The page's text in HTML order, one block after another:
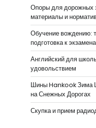
Опоры для дорожных
материалы и
Обучение вождению:
подготовка к
Английский для
удовольствием
Шины Hankook Зима
на Снежных Дорогах
Скупка и прием